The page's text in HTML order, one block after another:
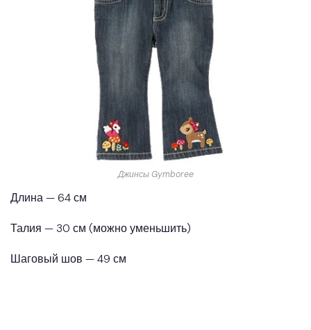
Джинсы Gymboree
Длина — 64 см
Талия — 30 см (можно уменьшить)
Шаговый шов — 49 см